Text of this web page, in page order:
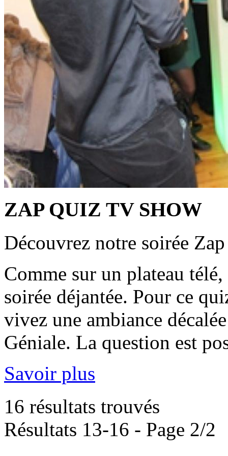
ZAP QUIZ TV SHOW
Découvrez notre soirée
Comme sur un plateau
soirée déjantée. Pour ce
vivez une ambiance
Géniale. La question est
Savoir plus
16 résultats trouvés
Résultats 13-16 - Page 2/2